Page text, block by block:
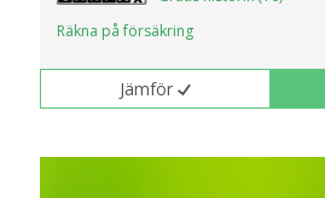
Räkna på försäkring
Jämför